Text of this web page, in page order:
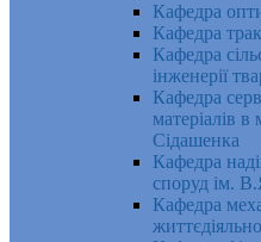
Кафедра
Кафедра
Кафедра
інженерії
Кафедра
матеріалів
Сідашенка
Кафедра
споруд ім.
Кафедра